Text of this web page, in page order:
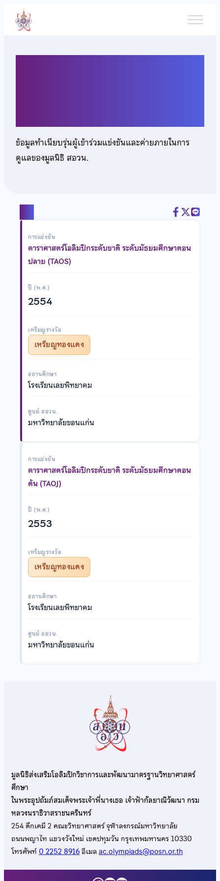
เนื้อหา
ข้อมูลทำเนียบรุ่นผู้เข้าร่วมแข่งขันและค่ายภายในการ
ดูแลของมูลนิธิ สอวน.
การแข่งขัน
ดาราศาสตร์โอลิมปิกระดับชาติ ระดับมัธยมศึกษาตอน
ปลาย (TAOS)
ปี (พ.ศ.)
2554
เหรียญรางวัล
เหรียญทองแดง
สถานศึกษา
โรงเรียนเลยพิทยาคม
ศูนย์ สอวน.
มหาวิทยาลัยขอนแก่น
การแข่งขัน
ดาราศาสตร์โอลิมปิกระดับชาติ ระดับมัธยมศึกษาตอน
ต้น (TAOJ)
ปี (พ.ศ.)
2553
เหรียญรางวัล
เหรียญทองแดง
สถานศึกษา
โรงเรียนเลยพิทยาคม
ศูนย์ สอวน.
มหาวิทยาลัยขอนแก่น
มูลนิธิส่งเสริมโอลิมปิกวิชาการและพัฒนามาตรฐานวิทยาศาสตร์
ศึกษา
ในพระอุปถัมภ์สมเด็จพระเจ้าพี่นางเธอ เจ้าฟ้ากัลยาณิวัฒนา กรม
หลวงนราธิวาสราชนครินทร์
254 ตึกเคมี 2 คณะวิทยาศาสตร์ จุฬาลงกรณ์มหาวิทยาลัย
ถนนพญาไท แขวงวังใหม่ เขตปทุมวัน กรุงเทพมหานคร 10330
โทรศัพท์0 2252 8916อีเมลac.olympiads@posn.or.th